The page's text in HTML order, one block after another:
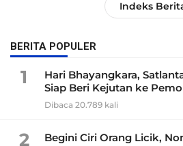
Indeks
BERITA POPULER
1
Hari Bhayangkara,
Siap Beri Kejutan ke
Dibaca 20.789 kali
2
Begini Ciri Orang Licik,